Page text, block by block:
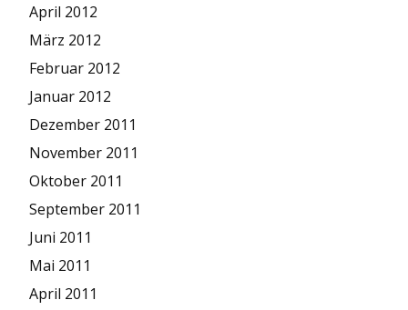
April 2012
März 2012
Februar 2012
Januar 2012
Dezember 2011
November 2011
Oktober 2011
September 2011
Juni 2011
Mai 2011
April 2011